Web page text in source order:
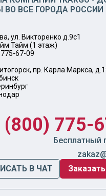
ВО ВСЕ ГОРОДА РОССИИ
ул. Викторенко д.9с1
Тайм (1 этаж)
67-09
пр. Карла Маркса,
(800) 775-
Бесплатный
В ЧАТ